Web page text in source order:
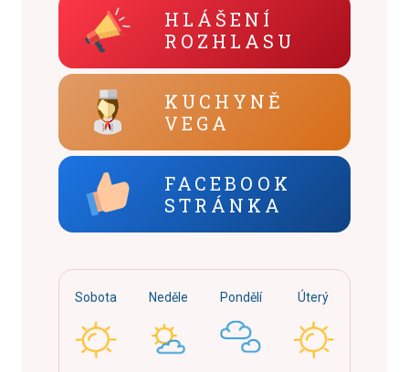
HLÁŠENÍ
ROZHLASU
KUCHYNĚ
VEGA
FACEBOOK
STRÁNKA
Sobota Neděle Pondělí Úterý